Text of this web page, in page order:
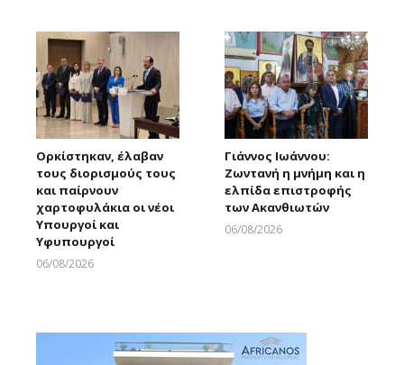
Ορκίστηκαν, έλαβαν
τους διορισμούς τους
και παίρνουν
χαρτοφυλάκια οι νέοι
Υπουργοί και
Υφυπουργοί
06/08/2026
Γιάννος Ιωάννου:
Ζωντανή η μνήμη και η
ελπίδα επιστροφής
των Ακανθιωτών
06/08/2026